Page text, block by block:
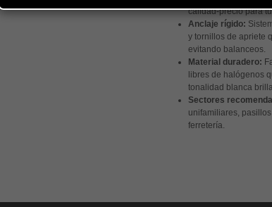
calidad-precio para
Anclaje rígido:
y tornillos de apriete
evitando balanceos.
Material duradero:
libres de halógenos
tonalidad blanca
Sectores
unifamiliares,
ferretería.